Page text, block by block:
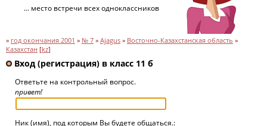
... место встречи всех одноклассников
» год окончания 2001 » № 7 » Ajagus » Восточно-Казахстанская область »
Казахстан [kz]
Вход (регистрация) в класс 11 б
Ответьте на контрольный вопрос.
привет!
Ник (имя), под которым Вы будете общаться.: